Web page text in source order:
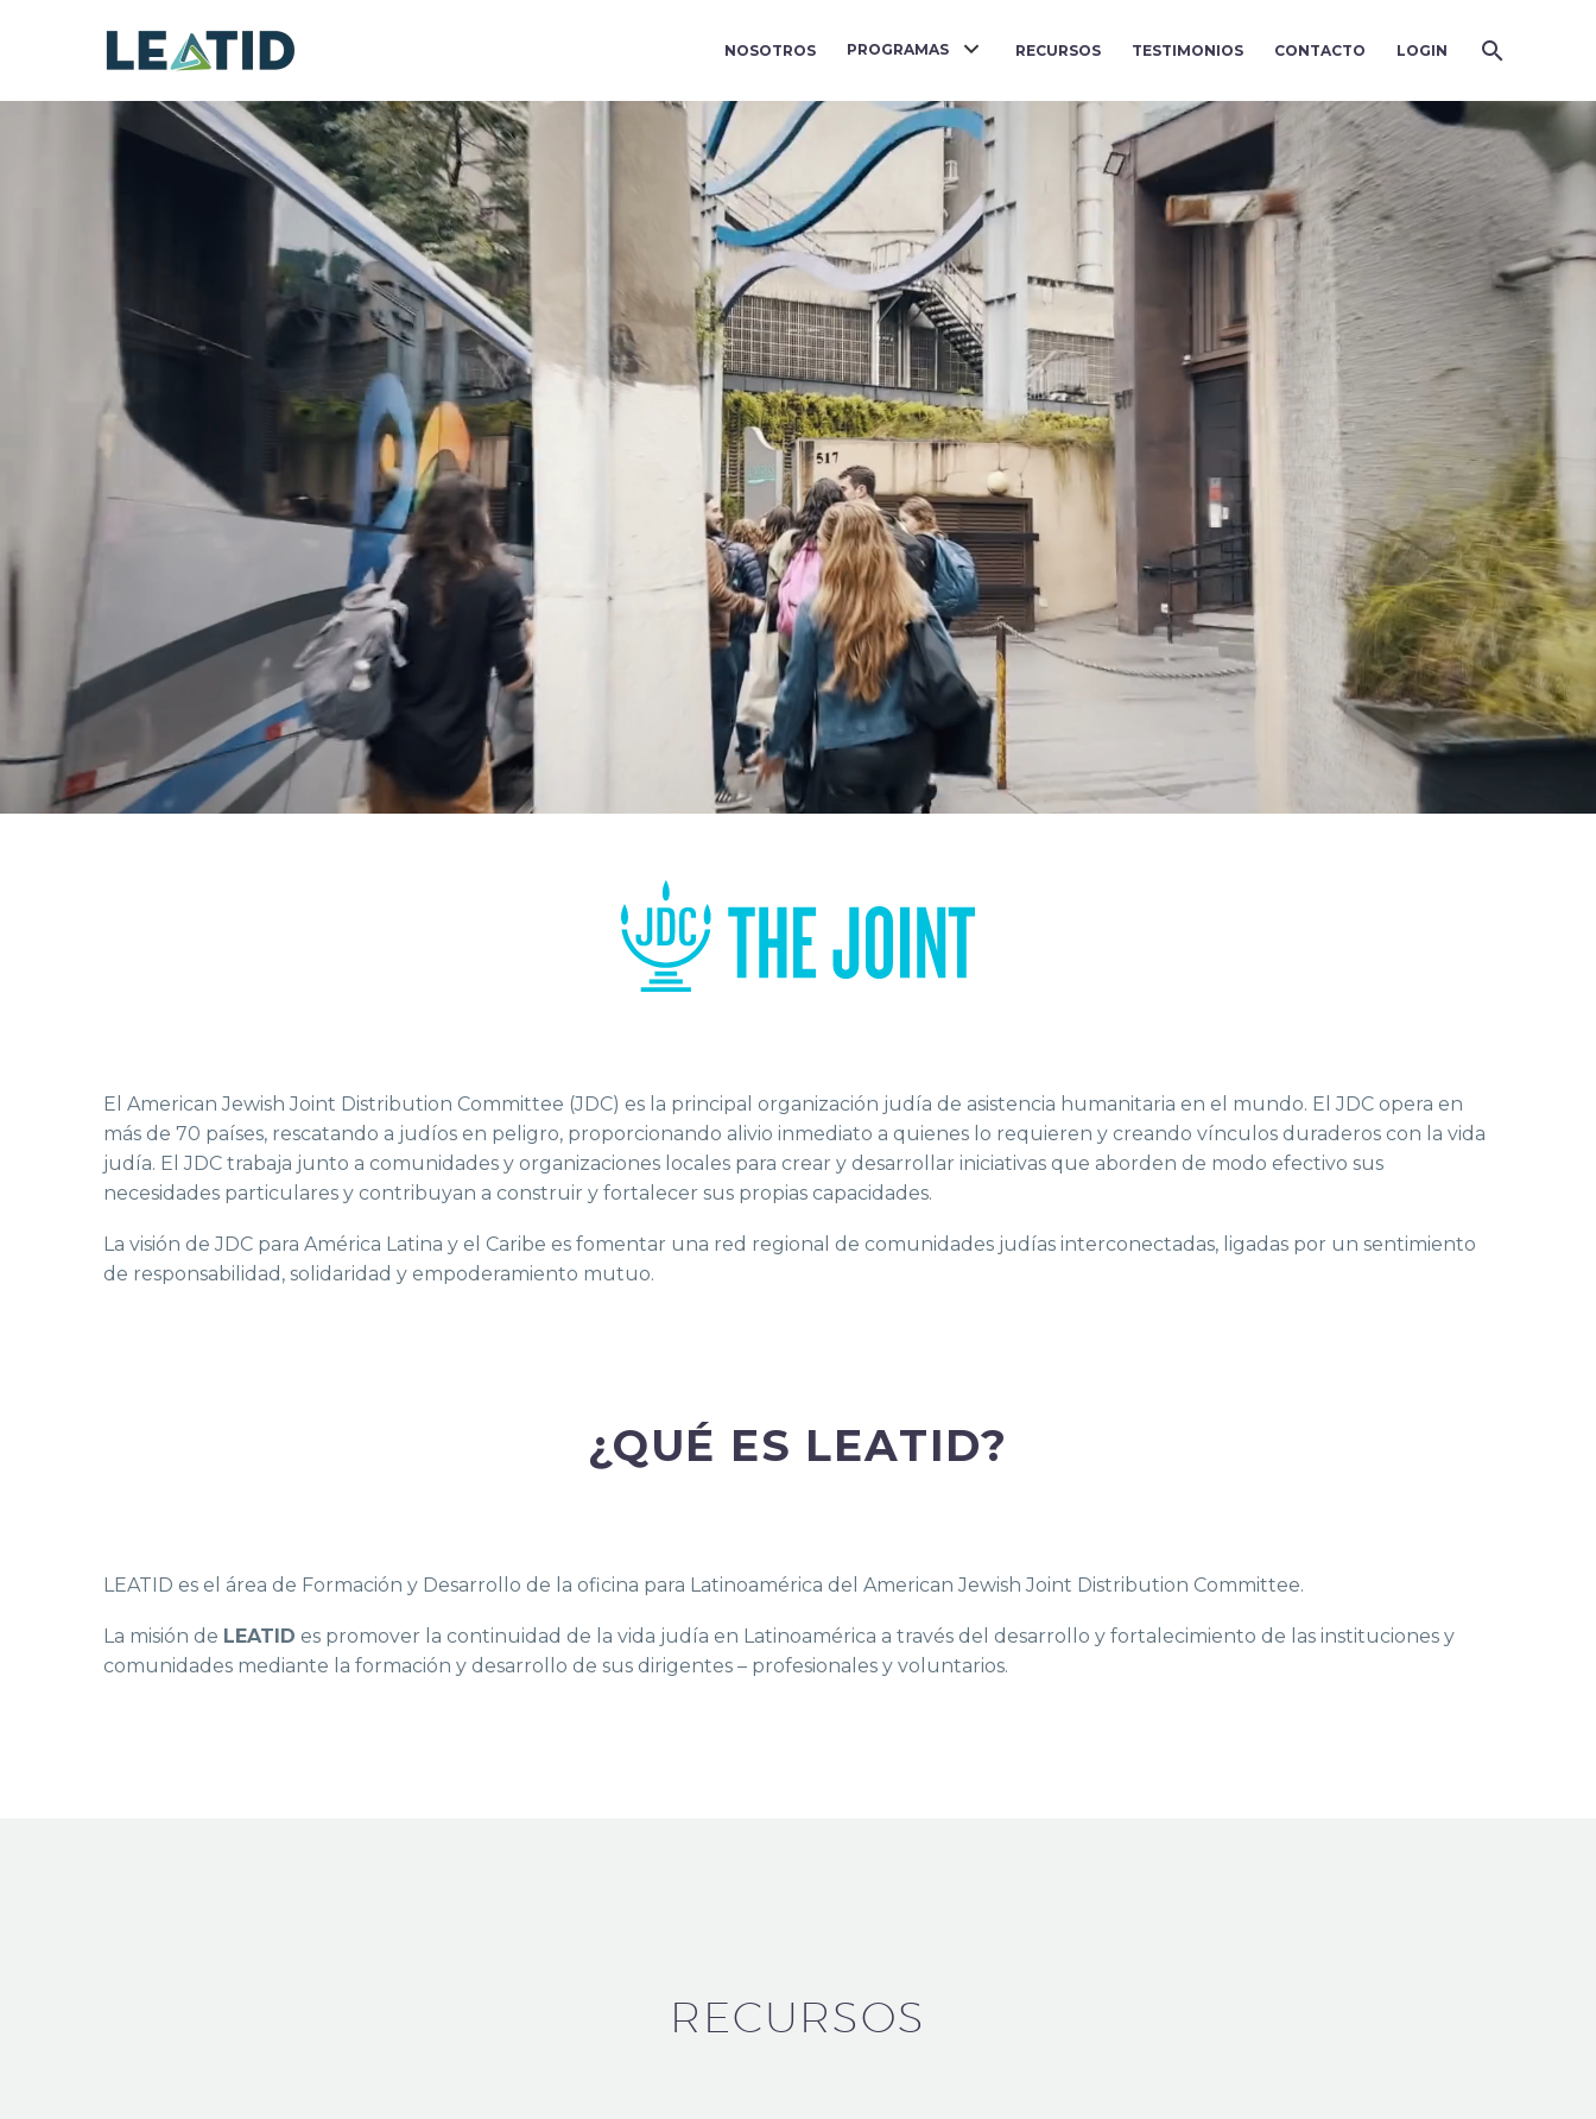
NOSOTROS PROGRAMAS RECURSOS TESTIMONIOS CONTACTO LOGIN
El American Jewish Joint Distribution Committee (JDC) es la principal organización judía de asistencia humanitaria en el mundo. El JDC opera en
más de 70 países, rescatando a judíos en peligro, proporcionando alivio inmediato a quienes lo requieren y creando vínculos duraderos con la vida
judía. El JDC trabaja junto a comunidades y organizaciones locales para crear y desarrollar iniciativas que aborden de modo efectivo sus
necesidades particulares y contribuyan a construir y fortalecer sus propias capacidades.
La visión de JDC para América Latina y el Caribe es fomentar una red regional de comunidades judías interconectadas, ligadas por un sentimiento
de responsabilidad, solidaridad y empoderamiento mutuo.
¿QUÉ ES LEATID?
LEATID es el área de Formación y Desarrollo de la oficina para Latinoamérica del American Jewish Joint Distribution Committee.
La misión de LEATID es promover la continuidad de la vida judía en Latinoamérica a través del desarrollo y fortalecimiento de las instituciones y
comunidades mediante la formación y desarrollo de sus dirigentes – profesionales y voluntarios.
RECURSOS